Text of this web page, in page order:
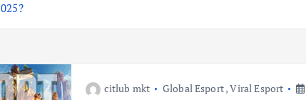
citlub mkt Global Esport,Viral Esport